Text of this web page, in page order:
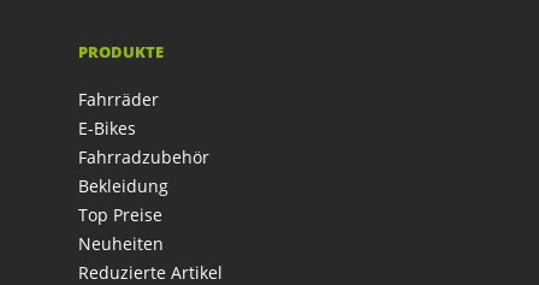
PRODUKTE
Fahrräder
E-Bikes
Fahrradzubehör
Bekleidung
Top Preise
Neuheiten
Reduzierte Artikel